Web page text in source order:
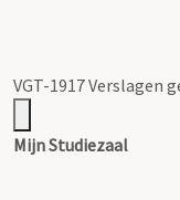
VGT-1917 Verslagen
Mijn Studiezaal